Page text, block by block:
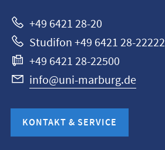
+49 6421 28-20
Studifon +49 6421 28-22222
+49 6421 28-22500
info@uni-marburg.de
KONTAKT & SERVICE